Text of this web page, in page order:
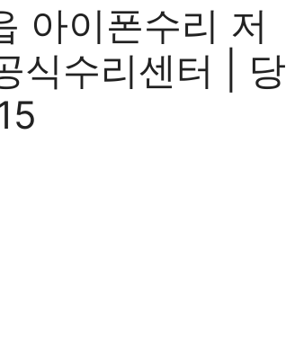
아이폰수리 저
식수리센터 | 당